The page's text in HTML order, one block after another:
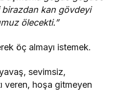
kan gövdeyi
ölecekti.”
öç almayı istemek.
sevimsiz,
veren, hoşa gitmeyen